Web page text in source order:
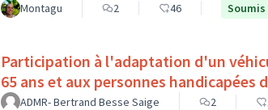
Montagu 2 46
Participation à l'adaptation d'un
65 ans et aux personnes handicapées
ADMR- Bertrand Besse Saige 2